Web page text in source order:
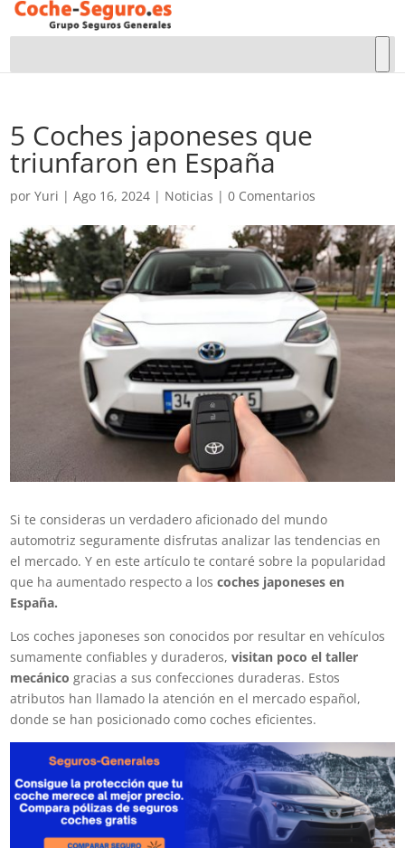
5 Coches japoneses que
triunfaron en España
porYuri |Ago 16, 2024 | Noticias |0 Comentarios
Si te consideras un verdadero aficionado del mundo
automotriz seguramente disfrutas analizar las tendencias en
el mercado. Y en este artículo te contaré sobre la popularidad
que ha aumentado respecto a loscoches japoneses en
España.
Los coches japonesesson conocidos por resultar en vehículos
sumamente confiables y duraderos,visitan poco el taller
mecánico gracias a sus confecciones duraderas. Estos
atributos han llamado la atención en el mercado español,
donde se han posicionado como coches eficientes.